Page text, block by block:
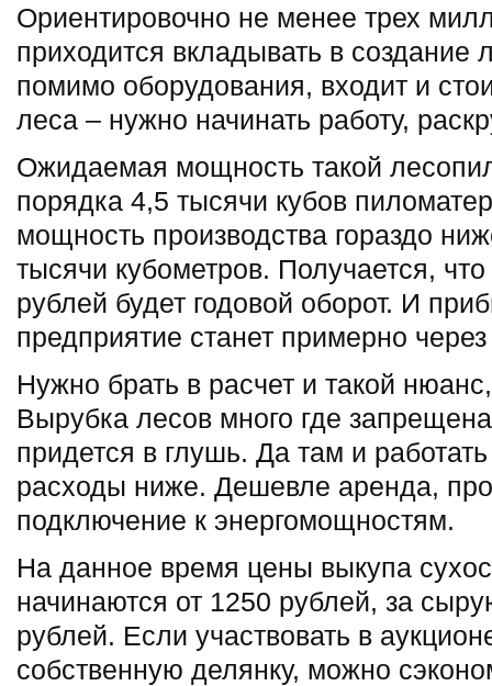
Ориентировочно не менее трех
приходится вкладывать в создание
помимо оборудования, входит и
леса – нужно начинать работу,
Ожидаемая мощность такой
порядка 4,5 тысячи кубов
мощность производства гораздо
тысячи кубометров. Получается,
рублей будет годовой оборот. И
предприятие станет примерно
Нужно брать в расчет и такой
Вырубка лесов много где
придется в глушь. Да там и
расходы ниже. Дешевле аренда,
подключение к энергомощностям.
На данное время цены выкупа
начинаются от 1250 рублей, за
рублей. Если участвовать в
собственную делянку, можно